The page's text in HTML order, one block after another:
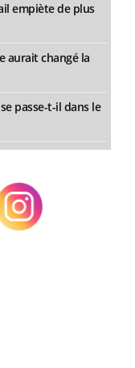
empiète de plus
aurait changé la
passe-t-il dans le